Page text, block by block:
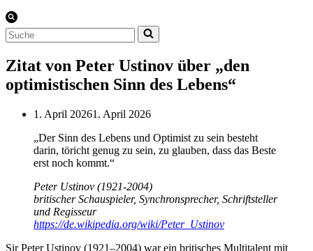
Suchen
nach …
Zitat von Peter Ustinov über „den
optimistischen Sinn des Lebens“
1. April 20261. April 2026
„Der Sinn des Lebens und Optimist zu sein besteht
darin, töricht genug zu sein, zu glauben, dass das Beste
erst noch kommt.“
Peter Ustinov (1921-2004)
britischer Schauspieler, Synchronsprecher, Schriftsteller
und Regisseur
https://de.wikipedia.org/wiki/Peter_Ustinov
Sir Peter Ustinov (1921–2004) war ein britisches Multitalent mit